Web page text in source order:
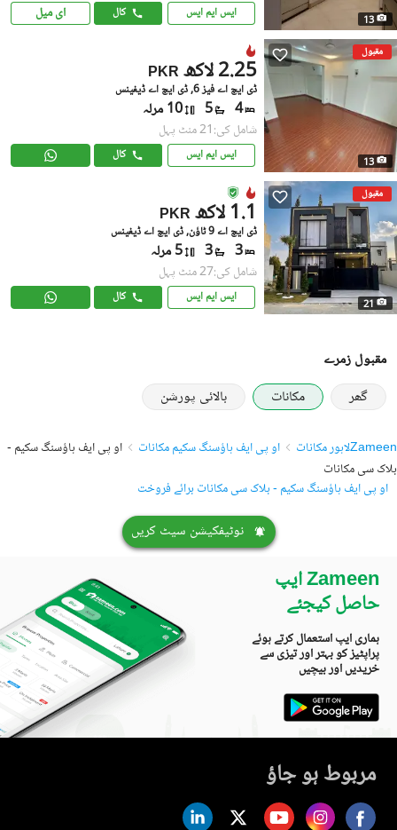
13 ایس ایم ایس کال ای میل
مقبول
13
PKR 2.25 لاکھ
ڈی ایچ اے فیز 6, ڈی ایچ اے ڈیفینس
4
5 10 مرلہ
شامل کی:21 منٹ پہل
ایس ایم ایس کال
مقبول
21
PKR 1.1 لاکھ
ڈی ایچ اے 9 ٹاؤن, ڈی ایچ اے ڈیفینس
3
3 5 مرلہ
شامل کی:27 منٹ پہل
ایس ایم ایس کال
مقبول زمرے
گھر
مکانات بالائی پورشن
Zameenلاہور مکانات او پی ایف ہاؤسنگ سکیم مکانات
او پی ایف ہاؤسنگ سکیم -
بلاک سی مکانات
او پی ایف ہاؤسنگ سکیم - بلاک سی مکانات برائے فروخت
نوٹیفکیشن سیٹ کریں
Zameen ایپ
حاصل کیجئے
ہماری ایپ استعمال کرتے ہوئے
پراپٹیز کو بہتر اور تیزی سے
خریدیں اور بیچیں
مربوط ہو جاؤ